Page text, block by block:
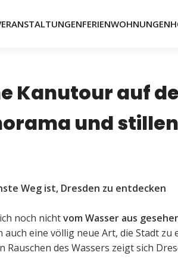
FERIENWOHNUNGEN
Kanutour auf
und stillen
Weg ist, Dresden zu entdecken
noch nichtvom Wasser aus
eine völlig neue Art, die Stadt zu
des Wassers zeigt sich